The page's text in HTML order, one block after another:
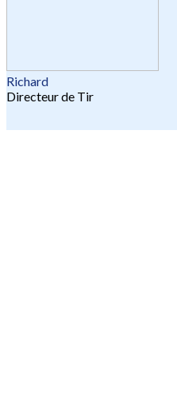
Richard
Directeur de Tir